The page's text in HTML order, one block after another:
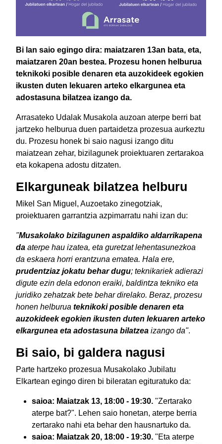
Bi lan saio egingo dira: maiatzaren 13an bata, eta,
maiatzaren 20an bestea. Prozesu honen helburua
teknikoki posible denaren eta auzokideek egokien
ikusten duten lekuaren arteko elkargunea eta
adostasuna bilatzea izango da.
Arrasateko Udalak Musakola auzoan aterpe berri bat
jartzeko helburua duen partaidetza prozesua aurkeztu
du. Prozesu honek bi saio nagusi izango ditu
maiatzean zehar, bizilagunek proiektuaren zertarakoa
eta kokapena adostu ditzaten.
Elkarguneak bilatzea helburu
Mikel San Miguel, Auzoetako zinegotziak,
proiektuaren garrantzia azpimarratu nahi izan du:
"Musakolako bizilagunen aspaldiko aldarrikapena
da aterpe hau izatea, eta guretzat lehentasunezkoa
da eskaera horri erantzuna ematea. Hala ere,
prudentziaz jokatu behar dugu; teknikariek adierazi
digute ezin dela edonon eraiki, baldintza tekniko eta
juridiko zehatzak bete behar direlako. Beraz, prozesu
honen helburua teknikoki posible denaren eta
auzokideek egokien ikusten duten lekuaren arteko
elkargunea eta adostasuna bilatzea izango da".
Bi saio, bi galdera nagusi
Parte hartzeko prozesua Musakolako Jubilatu
Elkartean egingo diren bi bileratan egituratuko da:
saioa: Maiatzak 13, 18:00 - 19:30. "Zertarako
aterpe bat?". Lehen saio honetan, aterpe berria
zertarako nahi eta behar den hausnartuko da.
saioa: Maiatzak 20, 18:00 - 19:30. "Eta aterpe